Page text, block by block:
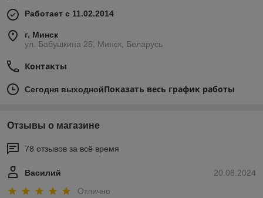
Работает с 11.02.2014
г. Минск
ул. Бабушкина 25, Минск, Беларусь
Контакты
Сегодня выходнойПоказать весь график работы
Отзывы о магазине
78 отзывов за всё время
20.08.2024
Василий
Отлично